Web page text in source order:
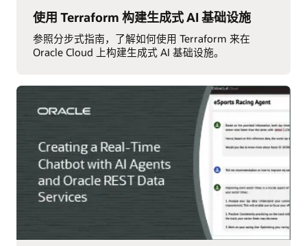
使用 Terraform 构建生成式 AI 基础设施
参照分步式指南，了解如何使用 Terraform 来在
Oracle Cloud 上构建生成式 AI 基础设施。